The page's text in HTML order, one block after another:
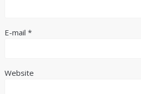
E-mail*
Website